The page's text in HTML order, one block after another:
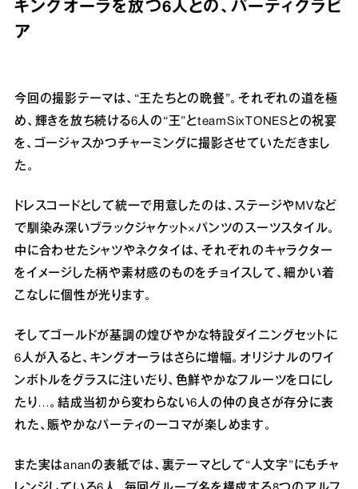
キングオーラを放つ6人との、パーティグラビ
ア
今回の撮影テーマは、“王たちとの晩餐”。それぞれの道を極
め、輝きを放ち続ける6人の“王”とteamSixTONESとの祝宴
を、ゴージャスかつチャーミングに撮影させていただきまし
た。
ドレスコードとして統一で用意したのは、ステージやMVなど
で馴染み深いブラックジャケット×パンツのスーツスタイル。
中に合わせたシャツやネクタイは、それぞれのキャラクター
をイメージした柄や素材感のものをチョイスして、細かい着
こなしに個性が光ります。
そしてゴールドが基調の煌びやかな特設ダイニングセットに
6人が入ると、キングオーラはさらに増幅。オリジナルのワイ
ンボトルをグラスに注いだり、色鮮やかなフルーツを口にし
たり…。結成当初から変わらない6人の仲の良さが存分に表
れた、賑やかなパーティの一コマが楽しめます。
また実はananの表紙では、裏テーマとして“人文字”にもチャ